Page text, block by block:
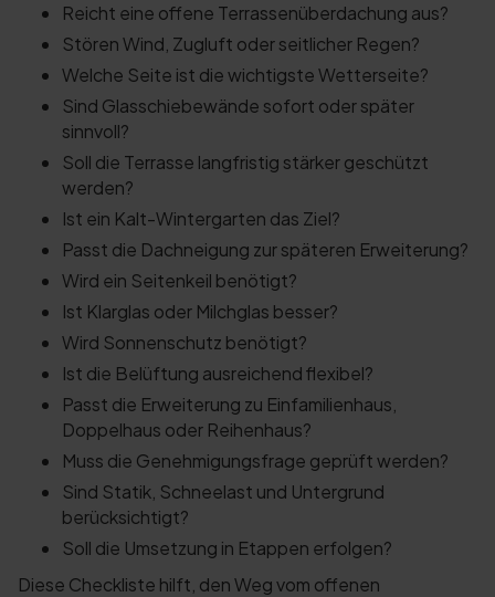
Reicht eine offene Terrassenüberdachung aus?
Stören Wind, Zugluft oder seitlicher Regen?
Welche Seite ist die wichtigste Wetterseite?
Sind Glasschiebewände sofort oder später
sinnvoll?
Soll die Terrasse langfristig stärker geschützt
werden?
Ist ein Kalt-Wintergarten das Ziel?
Passt die Dachneigung zur späteren Erweiterung?
Wird ein Seitenkeil benötigt?
Ist Klarglas oder Milchglas besser?
Wird Sonnenschutz benötigt?
Ist die Belüftung ausreichend flexibel?
Passt die Erweiterung zu Einfamilienhaus,
Doppelhaus oder Reihenhaus?
Muss die Genehmigungsfrage geprüft werden?
Sind Statik, Schneelast und Untergrund
berücksichtigt?
Soll die Umsetzung in Etappen erfolgen?
Diese Checkliste hilft, den Weg vom offenen